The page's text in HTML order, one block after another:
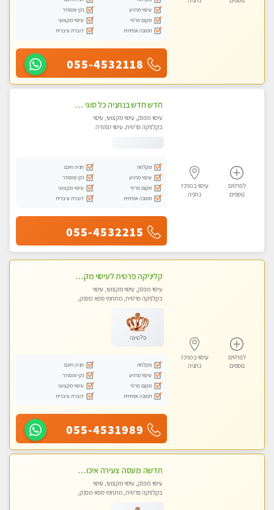
עיסוי מרגיע
נקי ומסודר
מקום פרטי
עיסוי מקצועי
תמונה אמיתית
דוברת עיברית
055-4532118
לפרטים
נוספים
עיסוי במרכז
נתניה
חדש חדש בנתניה כל סוגי העיסויים מעסה מקצועית ואיכותית פרטי!!!
עיסוי מפנק, עיסוי מקצועי, עיסוי
בקלניקה פרטית, עיסוי טנטרה
מקלחת
חניה חינם
עיסוי מרגיע
נקי ומסודר
מקום פרטי
עיסוי מקצועי
תמונה אמיתית
דוברת עיברית
055-4532215
לפרטים
נוספים
עיסוי במרכז
נתניה
קליניקה פרטית לעיסוי מקצועי ואלטרנטיבי ברמה גבוהה VIP תתקשר ..... highly recommended..new in the city
עיסוי מפנק, עיסוי מקצועי, עיסוי
בקלניקה פרטית, מתחמי ספא מפנק,
פלטינה
מקלחת
חניה חינם
עיסוי מרגיע
נקי ומסודר
מקום פרטי
עיסוי מקצועי
תמונה אמיתית
דוברת עיברית
055-4531989
חדשה מעסה צעירה איכותית וקלאסית מזמינה אותך לעיסוי נעים מפנק ומרגיע . . . highly recommended..new in the city
עיסוי מפנק, עיסוי מקצועי, עיסוי
בקלניקה פרטית, מתחמי ספא מפנק,